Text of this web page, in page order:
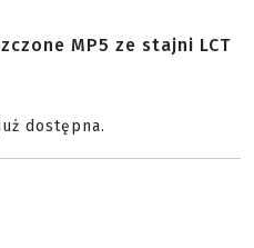
MP5 ze stajni LCT
dostępna.